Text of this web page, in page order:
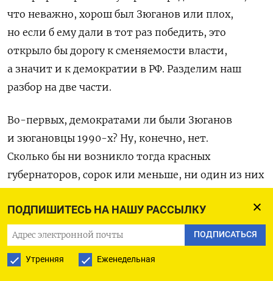
ПОДПИШИТЕСЬ НА НАШУ РАССЫЛКУ
ПОДПИСАТЬСЯ
Утренняя Еженедельная
что неважно, хорош был Зюганов или плох,
но если б ему дали в тот раз победить, это
открыло бы дорогу к сменяемости власти,
а значит и к демократии в РФ. Разделим наш
разбор на две части.
Во-первых, демократами ли были Зюганов
и зюгановцы 1990-х? Ну, конечно, нет.
Сколько бы ни возникло тогда красных
губернаторов, сорок или меньше, ни один из них
режима после себя не оставил. Ничего, кроме
своей, деревенской автократии, они придумать
просто не смогли.